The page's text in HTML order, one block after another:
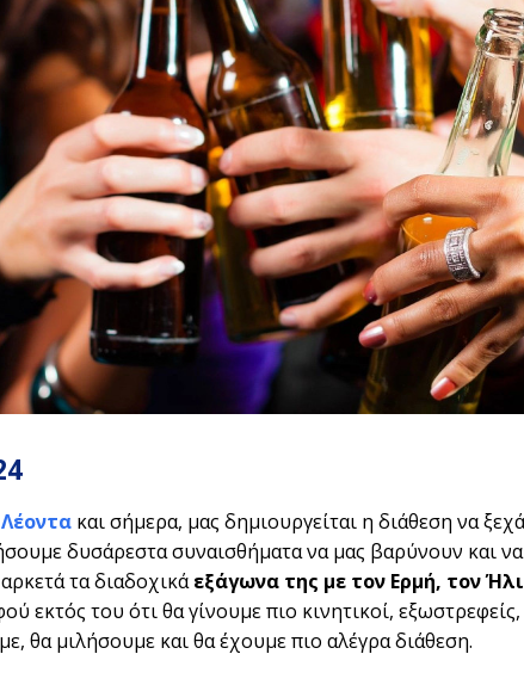
και σήμερα, μας δημιουργείται η διάθεση να
δυσάρεστα συναισθήματα να μας βαρύνουν και
τα διαδοχικάεξάγωνα της με τον Ερμή, τον
εκτός του ότι θα γίνουμε πιο κινητικοί,
θα μιλήσουμε και θα έχουμε πιο αλέγρα διάθεση.